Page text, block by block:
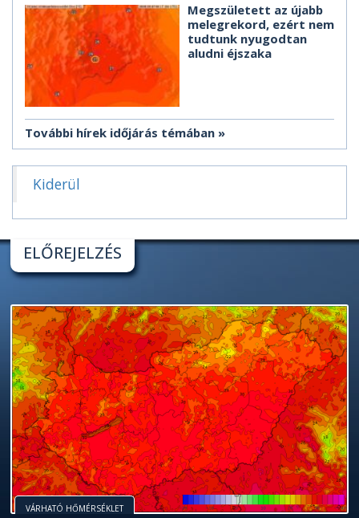
Megszületett az újabb
melegrekord, ezért nem
tudtunk nyugodtan
aludni éjszaka
További hírek időjárás témában
Kiderül
ELŐREJELZÉS
VÁRHATÓ HŐMÉRSÉKLET